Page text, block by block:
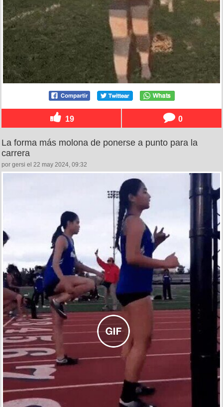
19 0
La forma más molona de ponerse a punto para la
carrera
por gersi el 22 may 2024, 09:32